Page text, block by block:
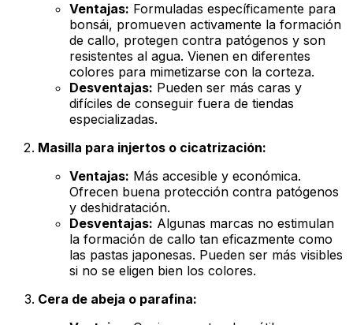
Ventajas: Formuladas específicamente para
bonsái, promueven activamente la formación
de callo, protegen contra patógenos y son
resistentes al agua. Vienen en diferentes
colores para mimetizarse con la corteza.
Desventajas: Pueden ser más caras y
difíciles de conseguir fuera de tiendas
especializadas.
Masilla para injertos o cicatrización:
Ventajas: Más accesible y económica.
Ofrecen buena protección contra patógenos
y deshidratación.
Desventajas: Algunas marcas no estimulan
la formación de callo tan eficazmente como
las pastas japonesas. Pueden ser más visibles
si no se eligen bien los colores.
Cera de abeja o parafina: